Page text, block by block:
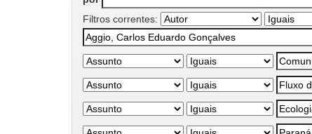
Filtros correntes: